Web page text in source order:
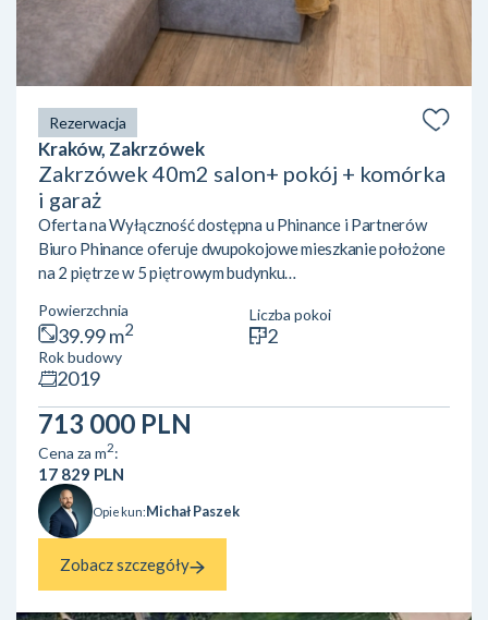
Rezerwacja
Kraków, Zakrzówek
Zakrzówek 40m2 salon+ pokój + komórka
i garaż
Oferta na Wyłączność dostępna u Phinance i Partnerów
Biuro Phinance oferuje dwupokojowe mieszkanie położone
na 2 piętrze w 5 piętrowym budynku
Położone przy ulicy Pychowickiej 17Nieruchomość zgodnie
z KW o powierzchni 39,99 m2 składa się z:· salon z kuchnią·
sypialnia· łazienka : w pełni wyposażona· przedpokój· duży
balkon Przyległości: · miejsce postojowe w garażu
podziemnym· komórka lokatorska Mieszkanie znajduje się w
dzielnicy Dębniki nieopo...
Powierzchnia
39.99 m2
Liczba pokoi
2
Rok budowy
2019
713 000 PLN
Cena za m2:
17 829 PLN
Opiekun:Michał Paszek
Zobacz szczegóły